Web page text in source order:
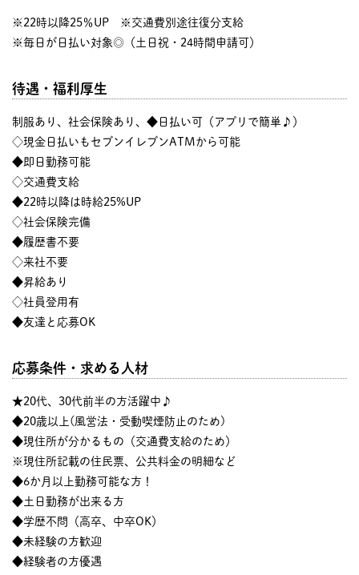
※22時以降25％UP ※交通費別途往復分支給
※毎日が日払い対象◎（土日祝・24時間申請可）
待遇・福利厚生
制服あり、社会保険あり、◆日払い可（アプリで簡単♪）
◇現金日払いもセブンイレブンATMから可能
◆即日勤務可能
◇交通費支給
◆22時以降は時給25%UP
◇社会保険完備
◆履歴書不要
◇来社不要
◆昇給あり
◇社員登用有
◆友達と応募OK
応募条件・求める人材
★20代、30代前半の方活躍中♪
◆20歳以上(風営法・受動喫煙防止のため)
◆現住所が分かるもの（交通費支給のため）
※現住所記載の住民票、公共料金の明細など
◆6か月以上勤務可能な方！
◆土日勤務が出来る方
◆学歴不問（高卒、中卒OK）
◆未経験の方歓迎
◆経験者の方優遇